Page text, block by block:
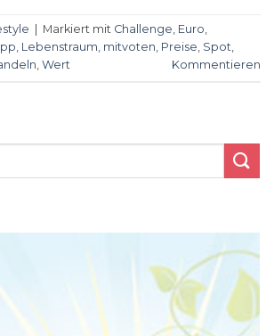
Markiert mit Challenge, Euro,
, Lebenstraum, mitvoten, Preise, Spot,
, Wert Kommentieren